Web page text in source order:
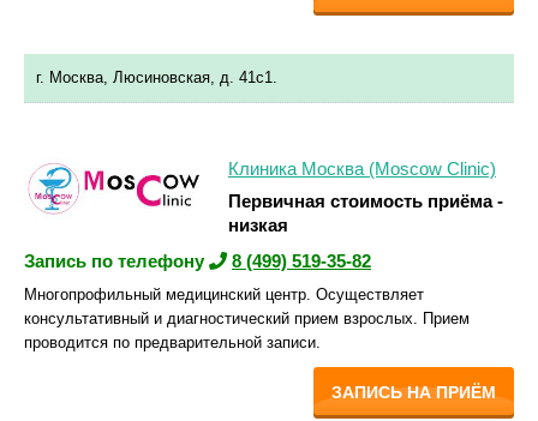
г. Москва, Люсиновская, д. 41с1.
Клиника Москва (Moscow Clinic)
Первичная стоимость приёма -
низкая
Запись по телефону
8 (499) 519-35-82
Многопрофильный медицинский центр. Осуществляет
консультативный и диагностический прием взрослых. Прием
проводится по предварительной записи.
ЗАПИСЬ НА ПРИЁМ